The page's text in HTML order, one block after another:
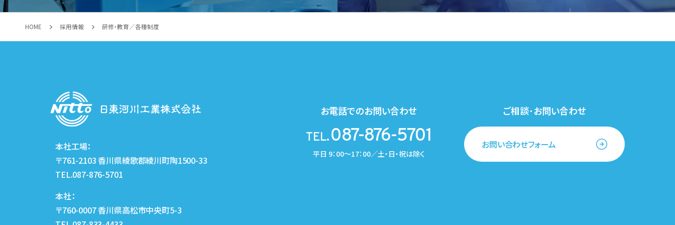
HOME 採用情報 研修・教育／各種制度
本社工場：
〒761-2103 香川県綾歌郡綾川町陶1500-33
TEL.087-876-5701
本社：
〒760-0007 香川県高松市中央町5-3
お電話でのお問い合わせ
TEL.087-876-5701
平日 9：00～17：00／土・日・祝は除く
ご相談･お問い合わせ
お問い合わせフォーム